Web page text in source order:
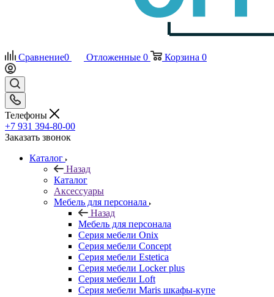
Сравнение0 Отложенные 0 Корзина 0
Телефоны
+7 931 394-80-00
Заказать звонок
Каталог
Назад
Каталог
Аксессуары
Мебель для персонала
Назад
Мебель для персонала
Серия мебели Onix
Серия мебели Concept
Серия мебели Estetica
Серия мебели Locker plus
Серия мебели Loft
Серия мебели Maris шкафы-купе